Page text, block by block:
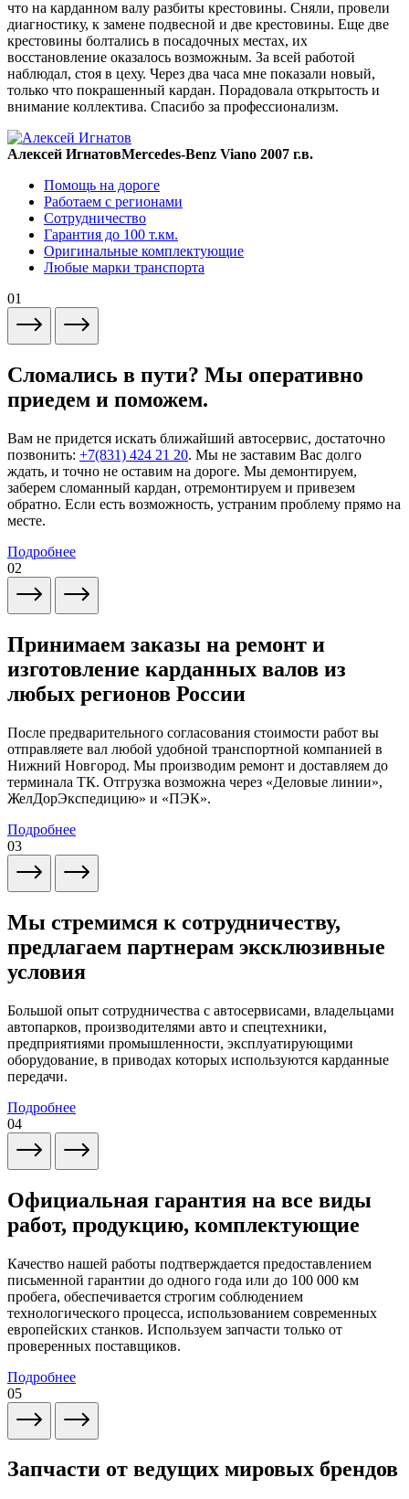
что на карданном валу разбиты крестовины. Сняли, провели
диагностику, к замене подвесной и две крестовины. Еще две
крестовины болтались в посадочных местах, их
восстановление оказалось возможным. За всей работой
наблюдал, стоя в цеху. Через два часа мне показали новый,
только что покрашенный кардан. Порадовала открытость и
внимание коллектива. Спасибо за профессионализм.
Алексей ИгнатовMercedes-Benz Viano 2007 г.в.
Помощь на дороге
Работаем с регионами
Сотрудничество
Гарантия до 100 т.км.
Оригинальные комплектующие
Любые марки транспорта
01
Сломались в пути? Мы оперативно
приедем и поможем.
Вам не придется искать ближайший автосервис, достаточно
позвонить: +7(831) 424 21 20. Мы не заставим Вас долго
ждать, и точно не оставим на дороге. Мы демонтируем,
заберем сломанный кардан, отремонтируем и привезем
обратно. Если есть возможность, устраним проблему прямо на
месте.
Подробнее
02
Принимаем заказы на ремонт и
изготовление карданных валов из
любых регионов России
После предварительного согласования стоимости работ вы
отправляете вал любой удобной транспортной компанией в
Нижний Новгород. Мы производим ремонт и доставляем до
терминала ТК. Отгрузка возможна через «Деловые линии»,
ЖелДорЭкспедицию» и «ПЭК».
Подробнее
03
Мы стремимся к сотрудничеству,
предлагаем партнерам эксклюзивные
условия
Большой опыт сотрудничества с автосервисами, владельцами
автопарков, производителями авто и спецтехники,
предприятиями промышленности, эксплуатирующими
оборудование, в приводах которых используются карданные
передачи.
Подробнее
04
Официальная гарантия на все виды
работ, продукцию, комплектующие
Качество нашей работы подтверждается предоставлением
письменной гарантии до одного года или до 100 000 км
пробега, обеспечивается строгим соблюдением
технологического процесса, использованием современных
европейских станков. Используем запчасти только от
проверенных поставщиков.
Подробнее
05
Запчасти от ведущих мировых брендов